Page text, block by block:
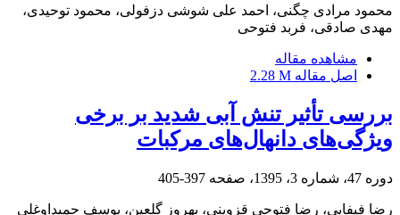
محمود مرادی چگنی، احمد علی شوشی دزفولی، محمود توحیدی،
مهدی صادقی، فربد فتوحی
مشاهده مقاله
اصل مقاله 2.28 M
بررسی تأثیر تنش آبی شدید بر برخی
ویژگی‌های دانهال‌های مرکبات
دوره 47، شماره 3، 1395، صفحه 397-405
رضا فیفایی، رضا فتوحی قزوینی، بهروز گلعین، یوسف حمیداوغلی